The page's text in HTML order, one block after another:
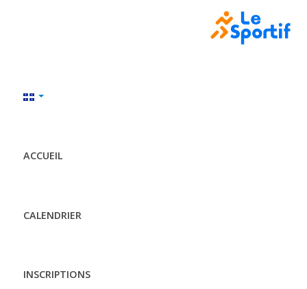
ACCUEIL
CALENDRIER
INSCRIPTIONS